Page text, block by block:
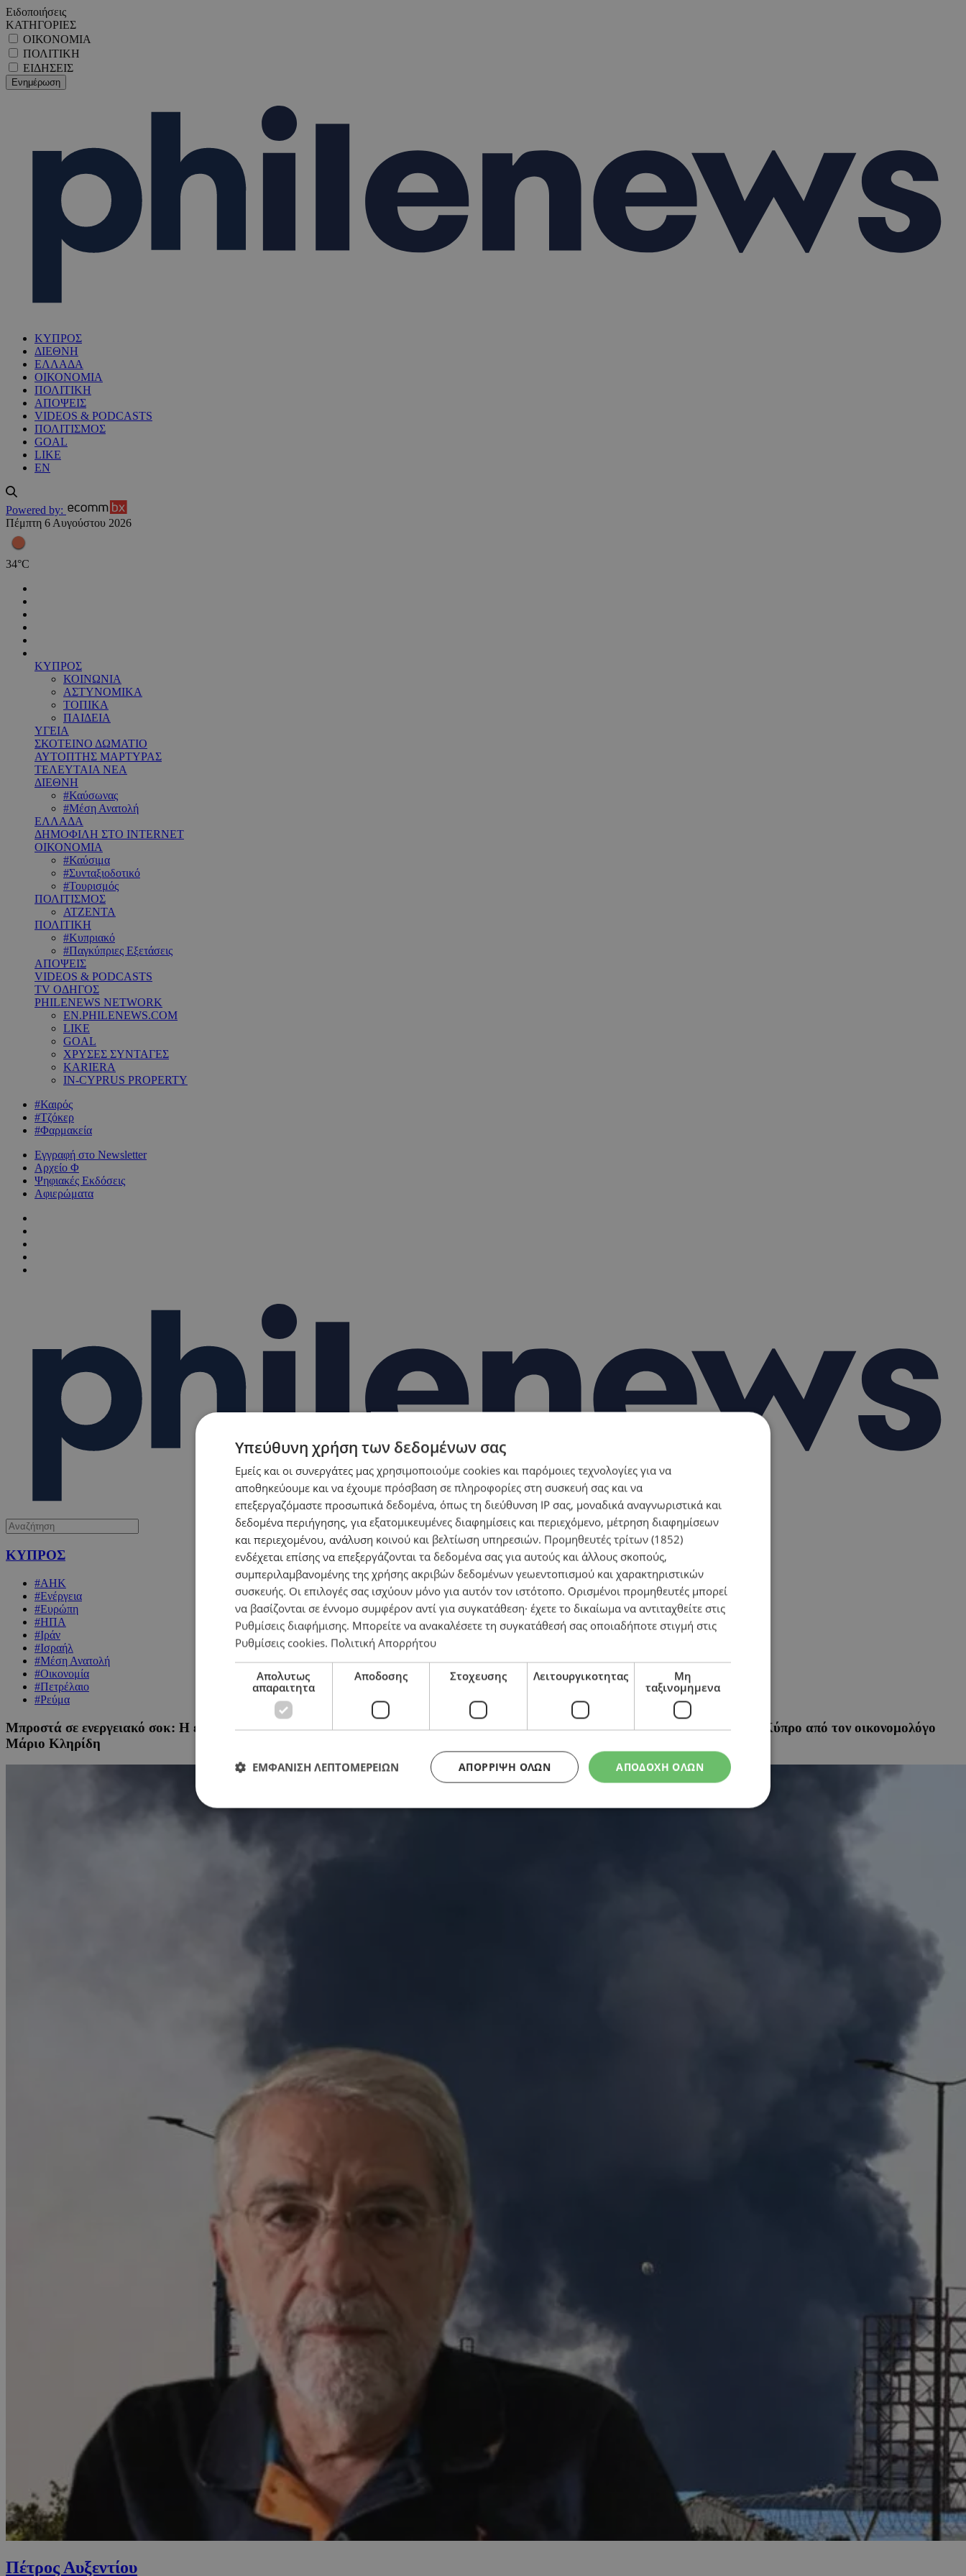
Ειδοποιήσεις
ΚΑΤΗΓΟΡΙΕΣ
ΟΙΚΟΝΟΜΙΑ
ΠΟΛΙΤΙΚΗ
ΕΙΔΗΣΕΙΣ
ΚΥΠΡΟΣ
ΔΙΕΘΝΗ
ΕΛΛΑΔΑ
ΟΙΚΟΝΟΜΙΑ
ΠΟΛΙΤΙΚΗ
ΑΠΟΨΕΙΣ
VIDEOS & PODCASTS
ΠΟΛΙΤΙΣΜΟΣ
GOAL
LIKE
EN
Powered by:
Πέμπτη 6 Αυγούστου 2026
34°C
ΚΥΠΡΟΣ
ΚΟΙΝΩΝΙΑ
ΑΣΤΥΝΟΜΙΚΑ
ΤΟΠΙΚΑ
ΠΑΙΔΕΙΑ
ΥΓΕΙΑ
ΣΚΟΤΕΙΝΟ ΔΩΜΑΤΙΟ
ΑΥΤΟΠΤΗΣ ΜΑΡΤΥΡΑΣ
ΤΕΛΕΥΤΑΙΑ ΝΕΑ
ΔΙΕΘΝΗ
#Καύσωνας
#Μέση Ανατολή
ΕΛΛΑΔΑ
ΔΗΜΟΦΙΛΗ ΣΤΟ INTERNET
ΟΙΚΟΝΟΜΙΑ
#Καύσιμα
#Συνταξιοδοτικό
#Τουρισμός
ΠΟΛΙΤΙΣΜΟΣ
ΑΤΖΕΝΤΑ
ΠΟΛΙΤΙΚΗ
#Κυπριακό
#Παγκύπριες Εξετάσεις
ΑΠΟΨΕΙΣ
VIDEOS & PODCASTS
TV ΟΔΗΓΟΣ
PHILENEWS NETWORK
EN.PHILENEWS.COM
LIKE
GOAL
ΧΡΥΣΕΣ ΣΥΝΤΑΓΕΣ
KARIERA
IN-CYPRUS PROPERTY
#Καιρός
#Τζόκερ
#Φαρμακεία
Εγγραφή στο Newsletter
Αρχείο Φ
Ψηφιακές Εκδόσεις
Αφιερώματα
ΚΥΠΡΟΣ
#ΑΗΚ
#Ενέργεια
#Ευρώπη
#ΗΠΑ
#Ιράν
#Ισραήλ
#Μέση Ανατολή
#Οικονομία
#Πετρέλαιο
#Ρεύμα
Μπροστά σε ενεργειακό σοκ: Η εκτόξευση στην τιμή του πετρελαίου επηρεάζει και το ηλεκτρικό ρεύμα – Οι προβλέψεις για την Κύπρο από τον οικονομολόγο
Μάριο Κληρίδη
Πέτρος Αυξεντίου
Υπεύθυνη χρήση των δεδομένων σας
Εμείς και οι συνεργάτες μας χρησιμοποιούμε cookies και παρόμοιες τεχνολογίες για να
αποθηκεύουμε και να έχουμε πρόσβαση σε πληροφορίες στη συσκευή σας και να
επεξεργαζόμαστε προσωπικά δεδομένα, όπως τη διεύθυνση IP σας, μοναδικά αναγνωριστικά και
δεδομένα περιήγησης, για εξατομικευμένες διαφημίσεις και περιεχόμενο, μέτρηση διαφημίσεων
και περιεχομένου, ανάλυση κοινού και βελτίωση υπηρεσιών. Προμηθευτές τρίτων (1852)
ενδέχεται επίσης να επεξεργάζονται τα δεδομένα σας για αυτούς και άλλους σκοπούς,
συμπεριλαμβανομένης της χρήσης ακριβών δεδομένων γεωεντοπισμού και χαρακτηριστικών
συσκευής. Οι επιλογές σας ισχύουν μόνο για αυτόν τον ιστότοπο. Ορισμένοι προμηθευτές μπορεί
να βασίζονται σε έννομο συμφέρον αντί για συγκατάθεση· έχετε το δικαίωμα να αντιταχθείτε στις
Ρυθμίσεις διαφήμισης. Μπορείτε να ανακαλέσετε τη συγκατάθεσή σας οποιαδήποτε στιγμή στις
Ρυθμίσεις cookies. Πολιτική Απορρήτου
Απολυτως
απαραιτητα
Αποδοσης Στοχευσης Λειτουργικοτητας
Μη
ταξινομημενα
ΑΠΟΔΟΧΗ ΟΛΩΝ
ΑΠΌΡΡΙΨΗ ΌΛΩΝ
ΕΜΦΑΝΙΣΗ ΛΕΠΤΟΜΕΡΕΙΩΝ